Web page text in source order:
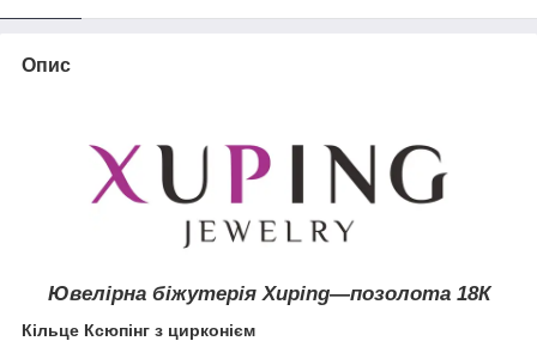
Опис
Ювелірна біжутерія Xuping―позолота 18К
Кільце Ксюпінг з цирконієм